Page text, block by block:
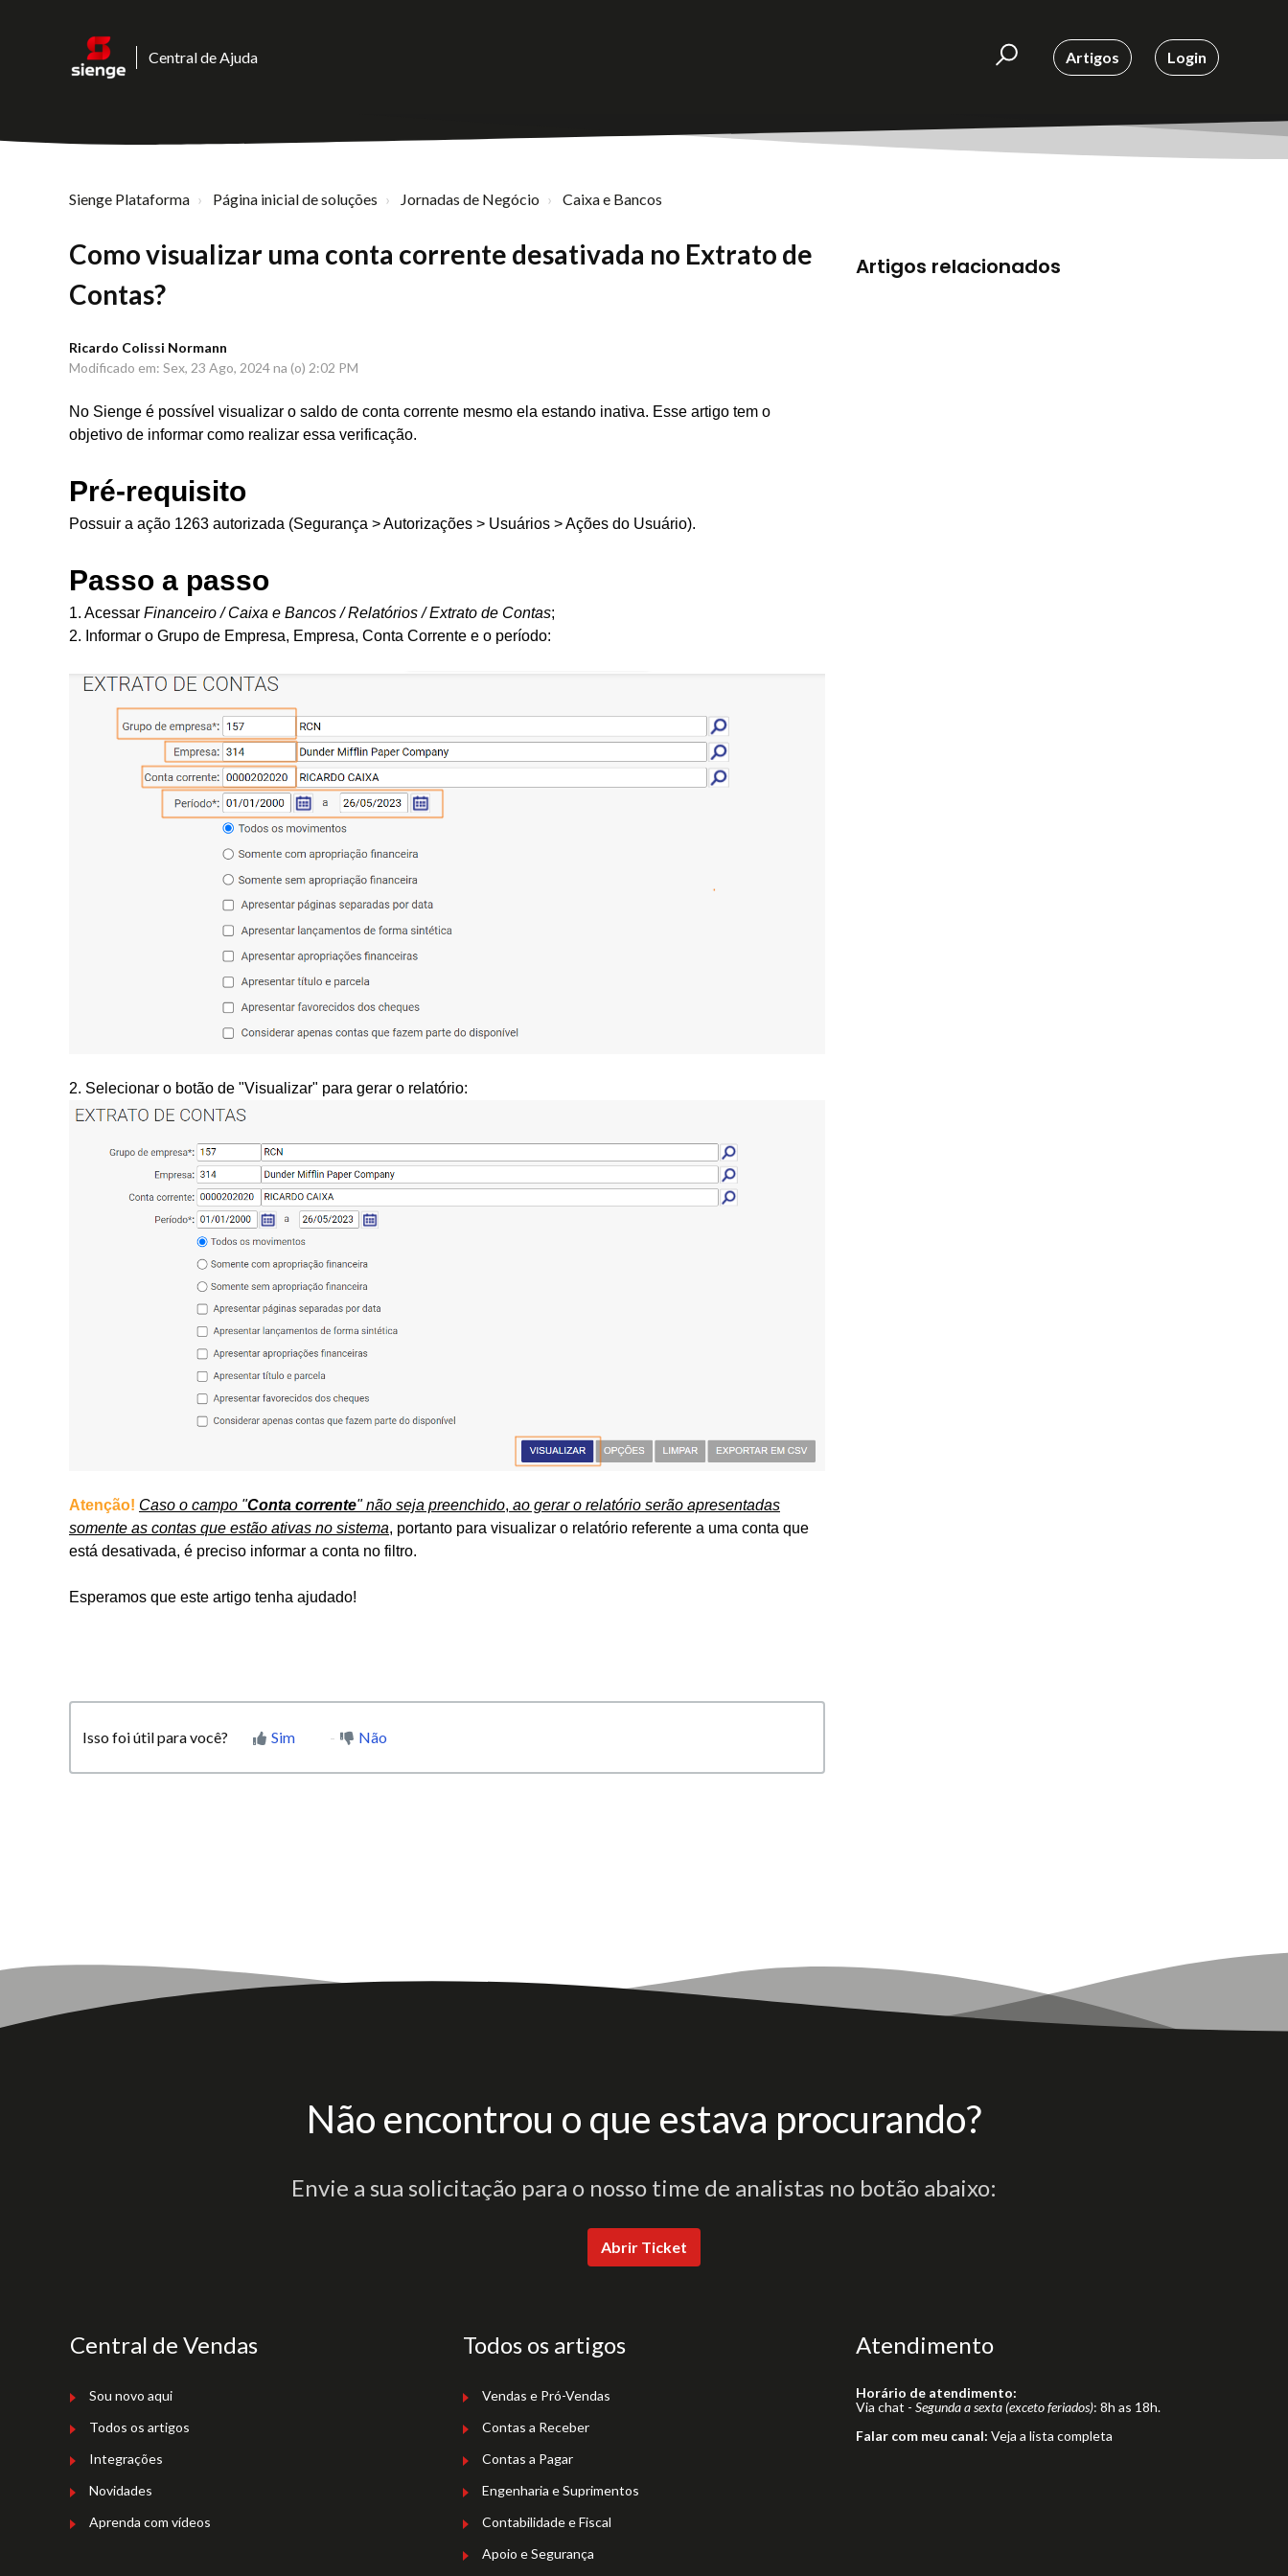
Central de Ajuda Artigos Login
Sienge Plataforma Página inicial de soluções Jornadas de Negócio Caixa e Bancos
Como visualizar uma conta corrente desativada no Extrato de
Contas?
Ricardo Colissi Normann
Modificado em: Sex, 23 Ago, 2024 na (o) 2:02 PM
No Sienge é possível visualizar o saldo de conta corrente mesmo ela estando inativa. Esse artigo tem o
objetivo de informar como realizar essa verificação.
Pré-requisito
Possuir a ação 1263 autorizada (Segurança > Autorizações > Usuários > Ações do Usuário).
Passo a passo
1. Acessar Financeiro / Caixa e Bancos / Relatórios / Extrato de Contas;
2. Informar o Grupo de Empresa, Empresa, Conta Corrente e o período:
2. Selecionar o botão de "Visualizar" para gerar o relatório:
Atenção! Caso o campo "Conta corrente" não seja preenchido, ao gerar o relatório serão apresentadas
somente as contas que estão ativas no sistema, portanto para visualizar o relatório referente a uma conta que
está desativada, é preciso informar a conta no filtro.
Esperamos que este artigo tenha ajudado!
Isso foi útil para você? Sim Não
Artigos relacionados
Não encontrou o que estava procurando?
Envie a sua solicitação para o nosso time de analistas no botão abaixo:
Abrir Ticket
Central de Vendas
Sou novo aqui
Todos os artigos
Integrações
Novidades
Aprenda com vídeos
Todos os artigos
Vendas e Pró-Vendas
Contas a Receber
Contas a Pagar
Engenharia e Suprimentos
Contabilidade e Fiscal
Apoio e Segurança
Atendimento
Horário de atendimento:
Via chat - Segunda a sexta (exceto feriados): 8h as 18h.
Falar com meu canal: Veja a lista completa